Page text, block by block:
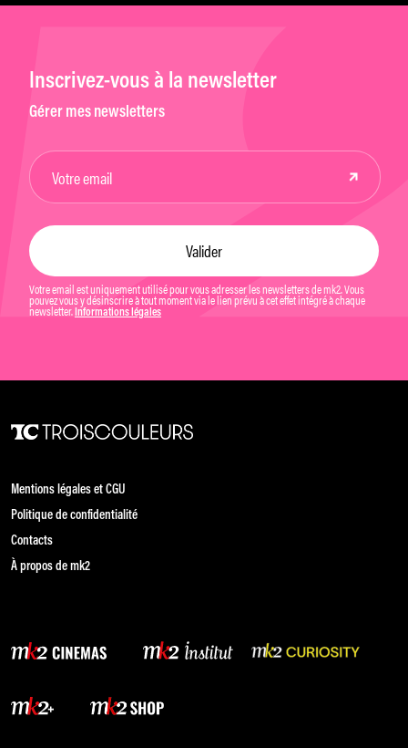
Inscrivez-vous à la newsletter
Gérer mes newsletters
Votre email est uniquement utilisé pour vous adresser les newsletters de mk2. Vous
pouvez vous y désinscrire à tout moment via le lien prévu à cet effet intégré à chaque
newsletter. Informations légales
Mentions légales et CGU
Politique de confidentialité
Contacts
À propos de mk2